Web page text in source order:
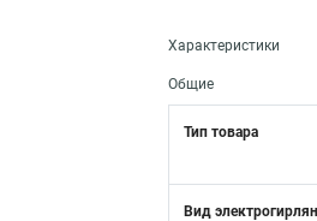
Характеристики
Общие
Тип товара
Вид